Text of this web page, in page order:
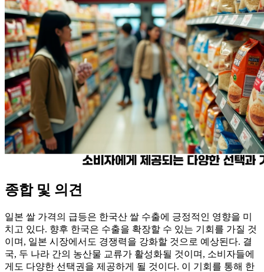
종합 및 의견
일본 쌀 가격의 급등은 한국산 쌀 수출에 긍정적인 영향을 미
치고 있다. 향후 한국은 수출을 확장할 수 있는 기회를 가질 것
이며, 일본 시장에서도 경쟁력을 강화할 것으로 예상된다. 결
국, 두 나라 간의 농산물 교류가 활성화될 것이며, 소비자들에
게도 다양한 선택권을 제공하게 될 것이다. 이 기회를 통해 한